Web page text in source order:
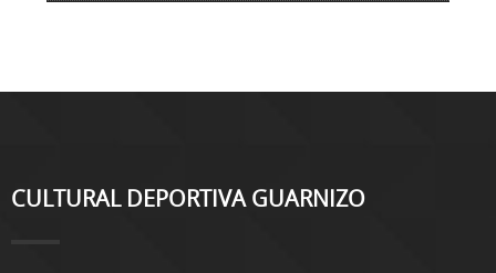
CULTURAL DEPORTIVA GUARNIZO